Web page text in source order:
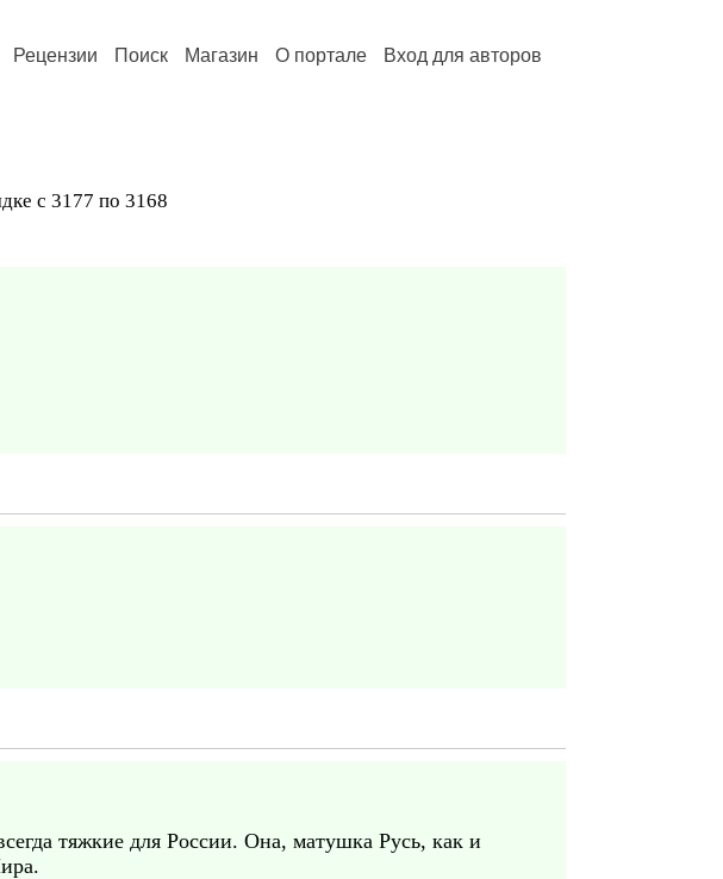
Рецензии Поиск Магазин О портале Вход для авторов
с 3177 по 3168
тяжкие для России. Она, матушка Русь, как и